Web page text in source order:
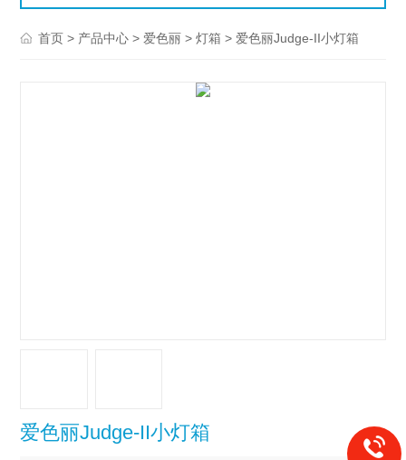
首页 > 产品中心 > 爱色丽 >灯箱 > 爱色丽Judge-II小灯箱
爱色丽Judge-II小灯箱